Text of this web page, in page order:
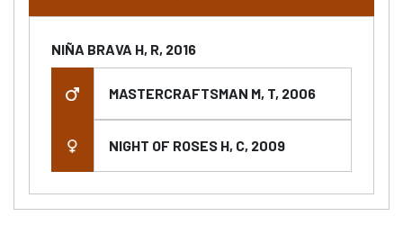
NIÑA BRAVA H, R, 2016
MASTERCRAFTSMAN M, T, 2006
NIGHT OF ROSES H, C, 2009